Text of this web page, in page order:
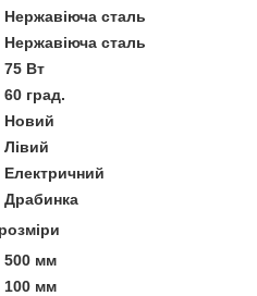
Нержавіюча сталь
Нержавіюча сталь
75 Вт
60 град.
Новий
Лівий
Електричний
Драбинка
500 мм
100 мм